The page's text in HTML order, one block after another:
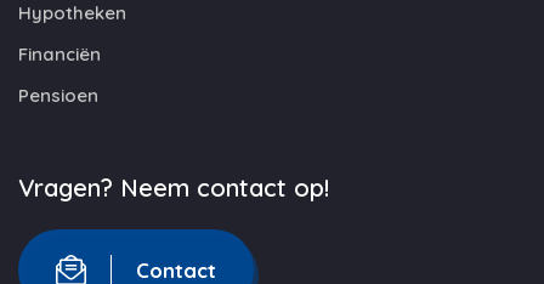
Hypotheken
Financiën
Pensioen
Vragen? Neem contact op!
Contact